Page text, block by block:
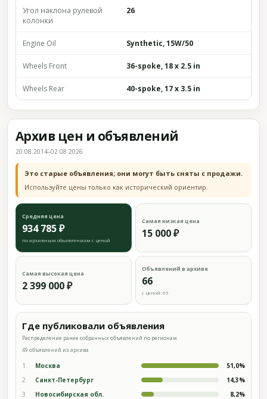
Угол наклона рулевой
колонки
26
Engine Oil Synthetic, 15W/50
Wheels Front 36-spoke, 18 x 2.5 in
Wheels Rear 40-spoke, 17 x 3.5 in
Архив цен и объявлений
20.08.2014–02.08.2026
Это старые объявления; они могут быть сняты с продажи.
Используйте цены только как исторический ориентир.
Средняя цена
934 785 ₽
по архивным объявлениям с ценой
Самая низкая цена
15 000 ₽
Самая высокая цена
2 399 000 ₽
Объявлений в архиве
66
с ценой: 65
Где публиковали объявления
Распределение ранее собранных объявлений по регионам.
49 объявлений из архива
1 Москва 51,0%
2 Санкт-Петербург 14,3%
3 Новосибирская обл. 8,2%